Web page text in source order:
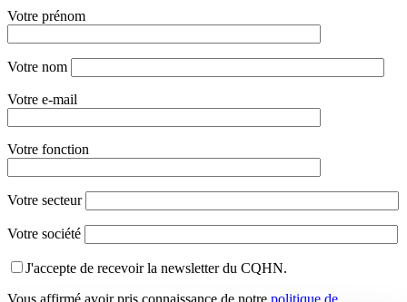
Votre prénom
Votre nom
Votre e-mail
Votre fonction
Votre secteur
Votre société
J'accepte de recevoir la newsletter du CQHN.